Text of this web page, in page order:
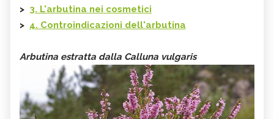
> 3. L'arbutina nei cosmetici
> 4. Controindicazioni dell'arbutina
Arbutina estratta dalla Calluna vulgaris